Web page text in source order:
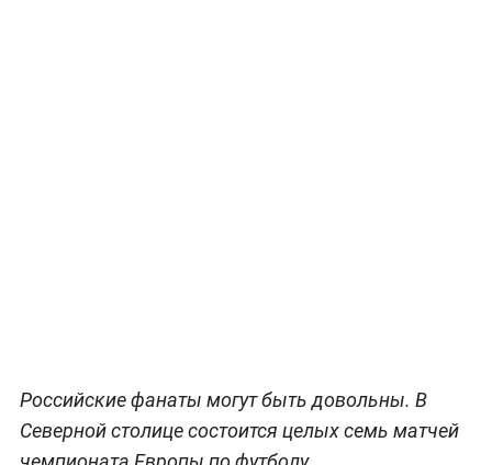
Российские фанаты могут быть довольны. В
Северной столице состоится целых семь матчей